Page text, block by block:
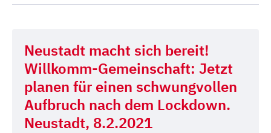
Neustadt macht sich bereit!
Willkomm-Gemeinschaft: Jetzt
planen für einen schwungvollen
Aufbruch nach dem Lockdown.
Neustadt, 8.2.2021